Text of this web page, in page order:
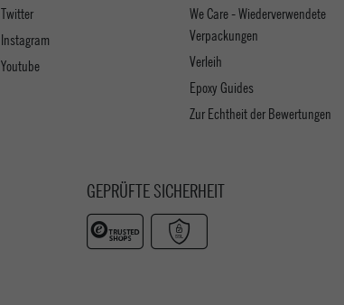
We Care - Wiederverwendete
Verpackungen
Verleih
Epoxy Guides
Zur Echtheit der Bewertungen
Twitter
Instagram
Youtube
GEPRÜFTE SICHERHEIT